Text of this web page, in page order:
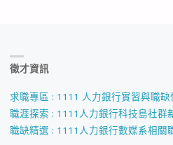
徵才資訊
求職專區 : 1111 人力銀行實習與職缺
職涯探索 : 1111人力銀行科技島社群
職缺精選 : 1111人力銀行數媒系相關